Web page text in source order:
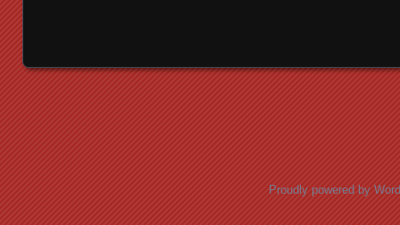
Proudly powered by